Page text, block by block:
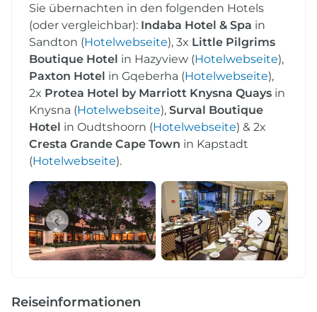
Sie übernachten in den folgenden Hotels
(oder vergleichbar): Indaba Hotel & Spa in
Sandton (Hotelwebseite), 3x Little Pilgrims
Boutique Hotel in Hazyview (Hotelwebseite),
Paxton Hotel in Gqeberha (Hotelwebseite),
2x Protea Hotel by Marriott Knysna Quays in
Knysna (Hotelwebseite), Surval Boutique
Hotel in Oudtshoorn (Hotelwebseite) & 2x
Cresta Grande Cape Town in Kapstadt
(Hotelwebseite).
Reiseinformationen